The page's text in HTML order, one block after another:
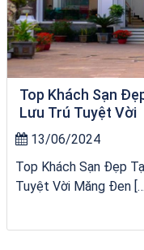
Top Khách Sạn
Lưu Trú Tuyệt Vời
13/06/2024
Top Khách Sạn Đẹp
Tuyệt Vời Măng Đen […]